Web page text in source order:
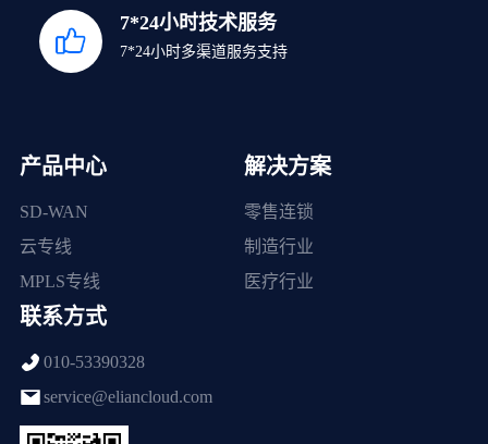
7*24小时技术服务
7*24小时多渠道服务支持
产品中心
SD-WAN
云专线
MPLS专线
解决方案
零售连锁
制造行业
医疗行业
联系方式
010-53390328
service@eliancloud.com